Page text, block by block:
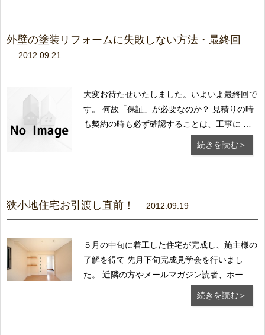
外壁の塗装リフォームに失敗しない方法・最終回
2012.09.21
大変お待たせいたしました。いよいよ最終回で
す。 何故「保証」が必要なのか？ 見積りの時
も契約の時も必ず確認することは、工事に つ
いての保証のことです。 具体的に、何年間、
保証が効くのかを契約書に記入して もらい、
べ...
続きを読む＞
狭小地住宅お引渡し直前！ 2012.09.19
５月の中旬に着工した住宅が完成し、施主様の
了解を得て 先月下旬完成見学会を行いまし
た。 近隣の方やメールマガジン読者、ホーム
ページをご覧に なった方がご来場くださり、
色々なご質問があちこちで 飛び交い楽しくま
続きを読む＞